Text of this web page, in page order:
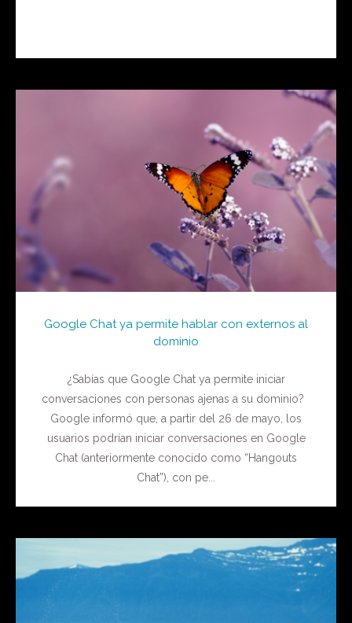
Google Chat ya permite hablar con externos al
dominio
¿Sabías que Google Chat ya permite iniciar
conversaciones con personas ajenas a su dominio?
Google informó que, a partir del 26 de mayo, los
usuarios podrían iniciar conversaciones en Google
Chat (anteriormente conocido como “Hangouts
Chat”), con pe...